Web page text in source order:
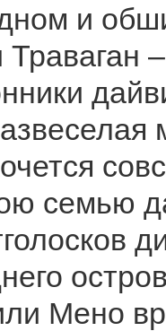
и
семью
Мено